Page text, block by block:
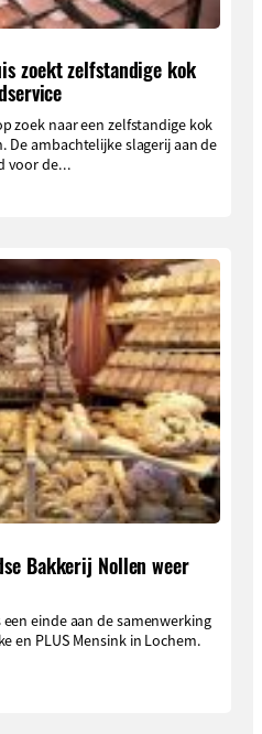
zoekt zelfstandige kok
zoek naar een zelfstandige kok
ambachtelijke slagerij aan de
voor de...
Bakkerij Nollen weer
einde aan de samenwerking
en PLUS Mensink in Lochem.